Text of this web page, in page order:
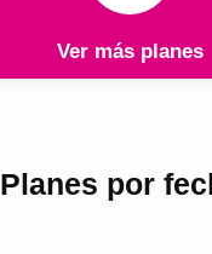
Ver más planes
Planes por